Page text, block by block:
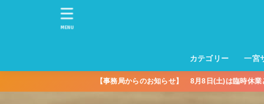
カテゴリー
一宮サッカースクー
トレーニングセンタ
一宮FA
一宮FC
一宮ＦＣレディース
一宮サッカースクー
中学生練習
一宮ＦＣＪＹ【中学
一宮ＦＣＪYレディ
女子】
幼児トレセン【年長
少】
パパさんママさん
親子の部
社会人の部
コルボス 【シニア】
フットサル
コルボスリーグ
グレイセス
一宮
MENU
【事務局からのお知らせ】 8月8日(土)は臨時休